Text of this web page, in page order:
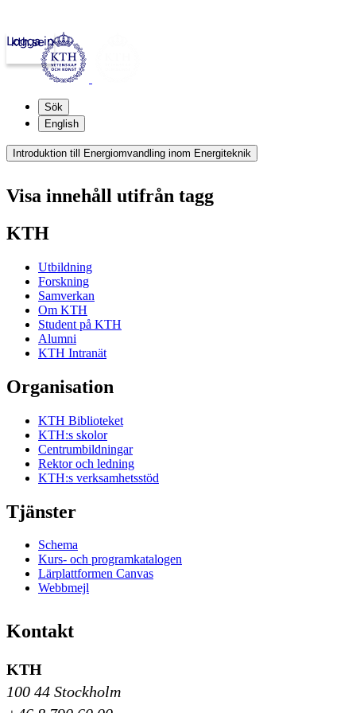
kth.se
Logga in
Sök
English
Introduktion till Energiomvandling inom Energiteknik
Visa innehåll utifrån tagg
KTH
Utbildning
Forskning
Samverkan
Om KTH
Student på KTH
Alumni
KTH Intranät
Organisation
KTH Biblioteket
KTH:s skolor
Centrumbildningar
Rektor och ledning
KTH:s verksamhetsstöd
Tjänster
Schema
Kurs- och programkatalogen
Lärplattformen Canvas
Webbmejl
Kontakt
KTH
100 44 Stockholm